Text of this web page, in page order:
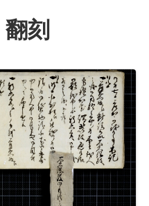
刻